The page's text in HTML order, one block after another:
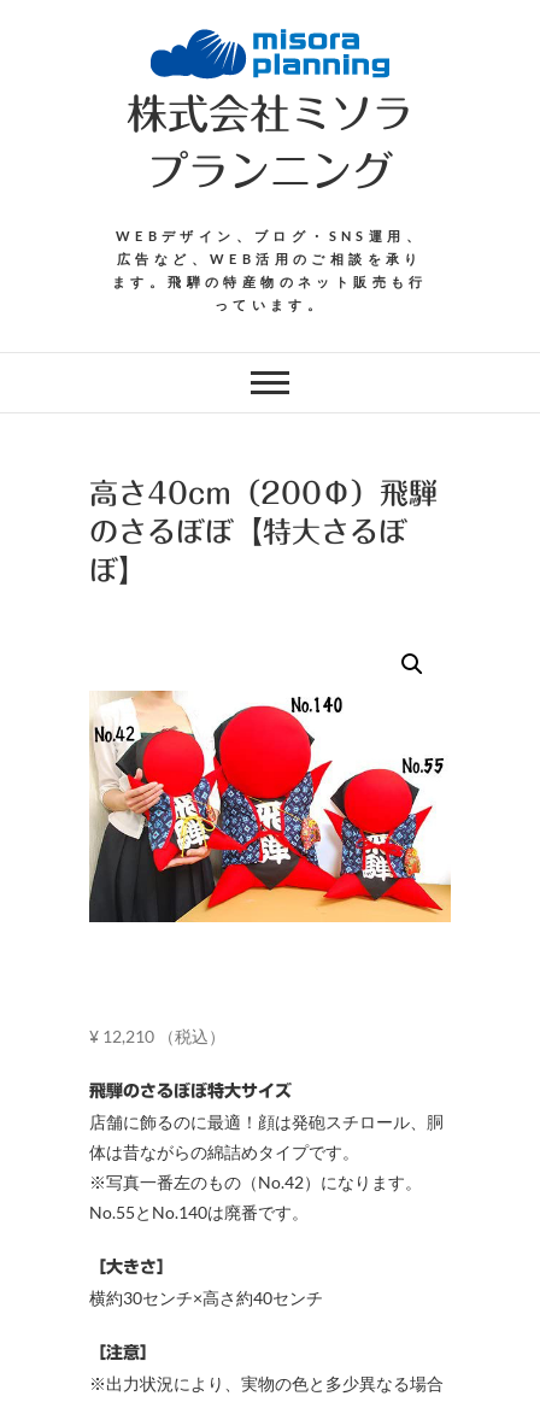
株式会社ミソラ
プランニング
WEBデザイン、ブログ・SNS運用、
広告など、WEB活用のご相談を承り
ます。飛騨の特産物のネット販売も行
っています。
高さ40cm（200Φ）飛騨
のさるぼぼ【特大さるぼ
ぼ】
¥ 12,210 （税込）
飛騨のさるぼぼ特大サイズ
店舗に飾るのに最適！顔は発砲スチロール、胴
体は昔ながらの綿詰めタイプです。
※写真一番左のもの（No.42）になります。
No.55とNo.140は廃番です。
［大きさ］
横約30センチ×高さ約40センチ
［注意］
※出力状況により、実物の色と多少異なる場合